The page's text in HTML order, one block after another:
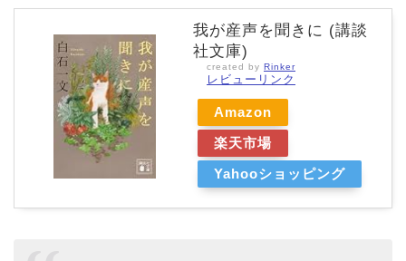
我が産声を聞きに (講談
社文庫)
created by Rinker
レビューリンク
Amazon
楽天市場
Yahooショッピング